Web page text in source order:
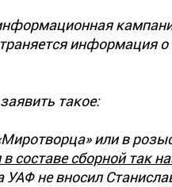
информация
такое:
или в
в составе сборной так
УАФ не вносил